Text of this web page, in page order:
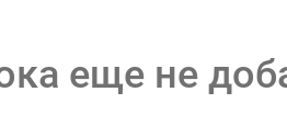
еще не